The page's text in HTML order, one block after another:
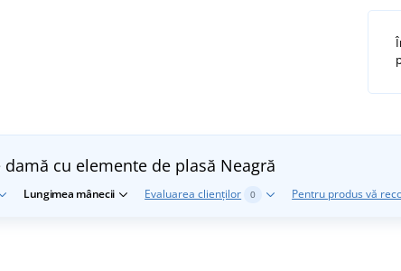
cu elemente de plasă Neagră
Lungimea mânecii Evaluarea clienților 0 Pentru produs vă